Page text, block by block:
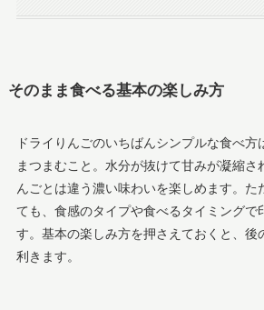
そのまま食べる基本の楽しみ方
ドライりんごのいちばんシンプルな食べ方
まつまむこと。水分が抜けて甘みが凝縮さ
んごとは違う濃い味わいを楽しめます。た
ても、食感のタイプや食べるタイミングで
す。基本の楽しみ方を押さえておくと、後
利きます。